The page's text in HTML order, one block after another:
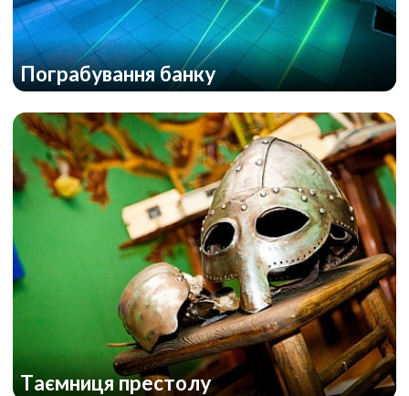
Пограбування банку
Таємниця престолу